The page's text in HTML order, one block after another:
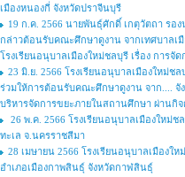
เมืองหนองกี่ จังหวัดปราจีนบุรี
19 ก.ค. 2566 นายพันธุ์ศักดิ์ เกตุวัตถา รอ
กล่าวต้อนรับคณะศึกษาดูงาน จากเทศบาลเมื
โรงเรียนอนุบาลเมืองใหม่ชลบุรี เรื่อง การ
23 มิ.ย. 2566 โรงเรียนอนุบาลเมืองใหม่
ร่วมให้การต้อนรับคณะศึกษาดูงาน จาก.... จั
บริหารจัดการขยะภายในสถานศึกษา ผ่านกิ
26 พ.ค. 2566 โรงเรียนอนุบาลเมืองให
ทะเล จ.นครราชสีมา
28 เมษายน 2566 โรงเรียนอนุบาลเมือง
อำเภอเมืองกาพสินธุ์ จังหวัดกาฬสินธุ์